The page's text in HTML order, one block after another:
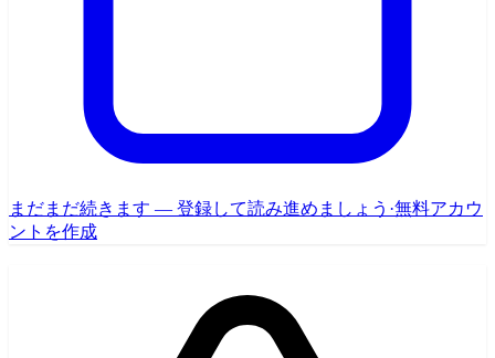
まだまだ続きます — 登録して読み進めましょう ·無料アカウ
ントを作成